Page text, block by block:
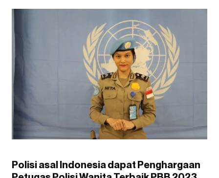
Polisi asal Indonesia dapat Penghargaan